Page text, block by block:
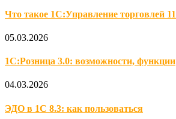
Что такое 1С:Управление торговлей 11
05.03.2026
1С:Розница 3.0: возможности, функции
04.03.2026
ЭДО в 1С 8.3: как пользоваться